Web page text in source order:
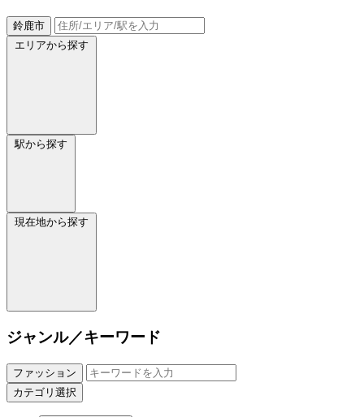
鈴鹿市
エリアから探す
駅から探す
現在地から探す
ジャンル／キーワード
ファッション
カテゴリ選択